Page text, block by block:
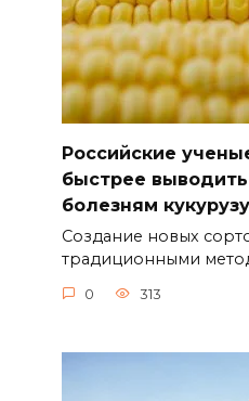
Российские
быстрее
болезням кукурузу
Создание новых
традиционными
0 313